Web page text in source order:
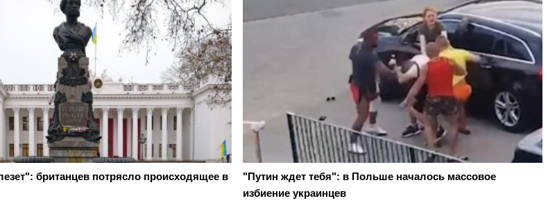
британцев потрясло происходящее в
"Путин ждет тебя": в Польше началось массовое
избиение украинцев